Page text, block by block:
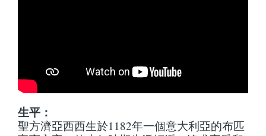
生平：
聖方濟亞西西生於1182年一個意大利亞的布匹